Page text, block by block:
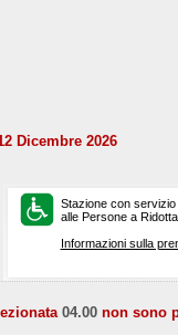
Dicembre 2026
Stazione con
alle Persone a
Informazioni sulla
04.00 non sono